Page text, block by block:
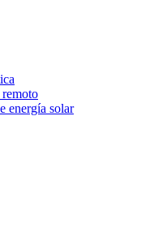
energía solar